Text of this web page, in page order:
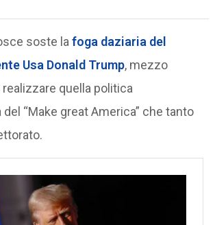
soste lafoga daziaria del
Usa Donald Trump, mezzo
quella politica
“Make great America” che tanto